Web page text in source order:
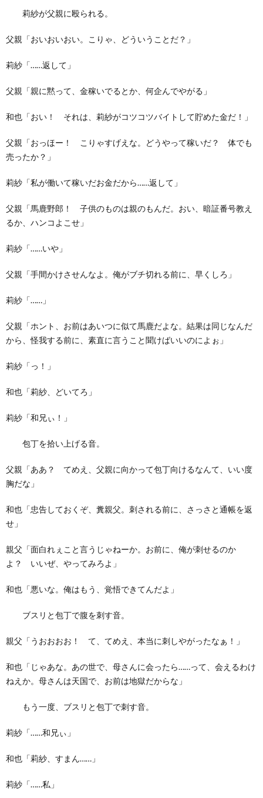
莉紗が父親に殴られる。
父親「おいおいおい。こりゃ、どういうことだ？」
莉紗「……返して」
父親「親に黙って、金稼いでるとか、何企んでやがる」
和也「おい！ それは、莉紗がコツコツバイトして貯めた金だ！」
父親「おっほー！ こりゃすげえな。どうやって稼いだ？ 体でも
売ったか？」
莉紗「私が働いて稼いだお金だから……返して」
父親「馬鹿野郎！ 子供のものは親のもんだ。おい、暗証番号教え
るか、ハンコよこせ」
莉紗「……いや」
父親「手間かけさせんなよ。俺がブチ切れる前に、早くしろ」
莉紗「……」
父親「ホント、お前はあいつに似て馬鹿だよな。結果は同じなんだ
から、怪我する前に、素直に言うこと聞けばいいのによぉ」
莉紗「っ！」
和也「莉紗、どいてろ」
莉紗「和兄ぃ！」
包丁を拾い上げる音。
父親「ああ？ てめえ、父親に向かって包丁向けるなんて、いい度
胸だな」
和也「忠告しておくぞ、糞親父。刺される前に、さっさと通帳を返
せ」
親父「面白れぇこと言うじゃねーか。お前に、俺が刺せるのか
よ？ いいぜ、やってみろよ」
和也「悪いな。俺はもう、覚悟できてんだよ」
ブスリと包丁で腹を刺す音。
親父「うおおおお！ て、てめえ、本当に刺しやがったなぁ！」
和也「じゃあな。あの世で、母さんに会ったら……って、会えるわけ
ねえか。母さんは天国で、お前は地獄だからな」
もう一度、ブスリと包丁で刺す音。
莉紗「……和兄ぃ」
和也「莉紗、すまん……」
莉紗「……私」